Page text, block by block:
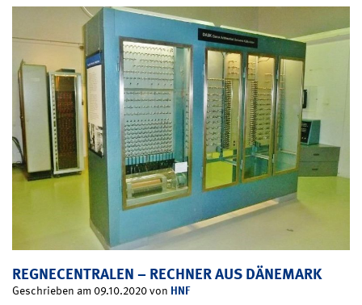
REGNECENTRALEN – RECHNER AUS DÄNEMARK
Geschrieben am 09.10.2020 von HNF